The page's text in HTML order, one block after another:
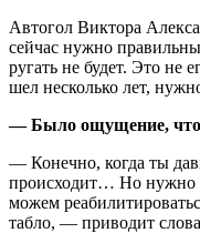
Автогол Виктора
сейчас нужно
ругать не будет. Это не
шел несколько лет,
— Было ощущение, что
— Конечно, когда ты
происходит… Но нужно
можем
табло, — приводит